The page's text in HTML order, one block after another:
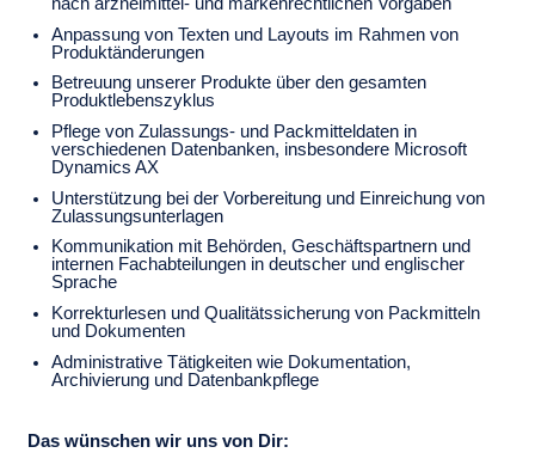
Anpassung von Texten und Layouts im Rahmen von
Produktänderungen
Betreuung unserer Produkte über den gesamten
Produktlebenszyklus
Pflege von Zulassungs- und Packmitteldaten in
verschiedenen Datenbanken, insbesondere Microsoft
Dynamics AX
Unterstützung bei der Vorbereitung und Einreichung von
Zulassungsunterlagen
Kommunikation mit Behörden, Geschäftspartnern und
internen Fachabteilungen in deutscher und englischer
Sprache
Korrekturlesen und Qualitätssicherung von Packmitteln
und Dokumenten
Administrative Tätigkeiten wie Dokumentation,
Archivierung und Datenbankpflege
Das wünschen wir uns von Dir: